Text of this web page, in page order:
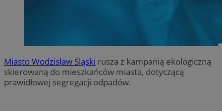
Miasto Wodzisław Śląski rusza z kampanią ekologiczną
skierowaną do mieszkańców miasta, dotyczącą
prawidłowej segregacji odpadów.